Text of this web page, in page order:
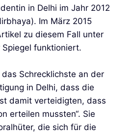
in Delhi im Jahr 2012
Im März 2015
zu diesem Fall unter
funktioniert.
Schrecklichste an der
in Delhi, dass die
damit verteidigten, dass
erteilen mussten“. Sie
die sich für die